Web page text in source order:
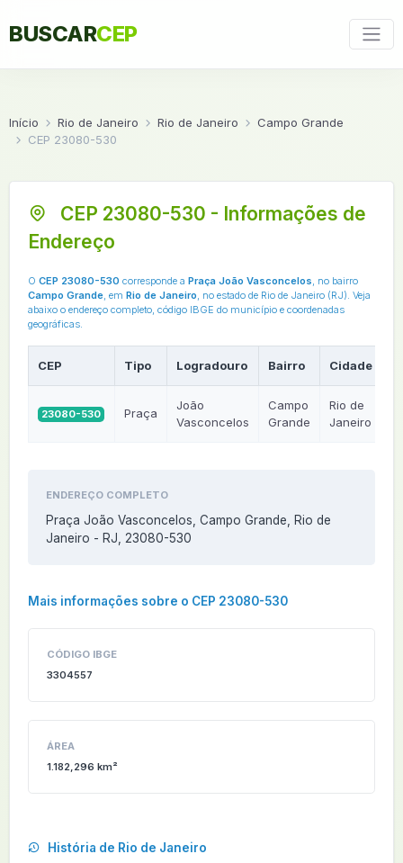
BUSCARCEP
Início Rio de Janeiro Rio de Janeiro
Campo Grande
CEP 23080-530
CEP 23080-530 - Informações de
Endereço
O CEP 23080-530 corresponde a Praça João Vasconcelos, no bairro
Campo Grande, em Rio de Janeiro, no estado de Rio de Janeiro (RJ). Veja
abaixo o endereço completo, código IBGE do município e coordenadas
geográficas.
CEP Tipo Logradouro Bairro Cidade
23080-530 Praça
João
Vasconcelos
Campo
Grande
Rio de
Janeiro
ENDEREÇO COMPLETO
Praça João Vasconcelos, Campo Grande, Rio de
Janeiro - RJ, 23080-530
Mais informações sobre o CEP 23080-530
CÓDIGO IBGE
3304557
ÁREA
1.182,296 km²
História de Rio de Janeiro